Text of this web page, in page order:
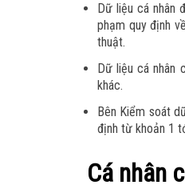
Dữ liệu cá nhân
phạm quy định
thuật.
Dữ liệu cá nhân
khác.
Bên Kiểm soát
định từ khoản 1
Cá nhân